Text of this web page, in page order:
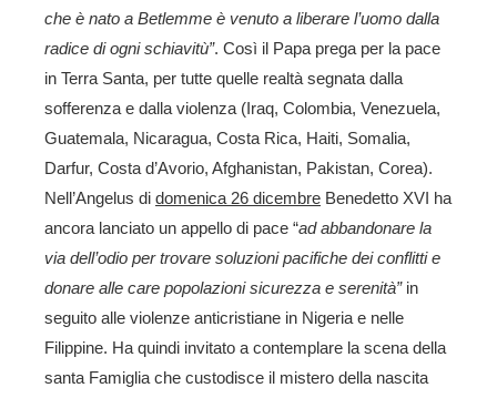
che è nato a Betlemme è venuto a liberare l’uomo dalla
radice di ogni schiavitù”. Così il Papa prega per la pace
in Terra Santa, per tutte quelle realtà segnata dalla
sofferenza e dalla violenza (Iraq, Colombia, Venezuela,
Guatemala, Nicaragua, Costa Rica, Haiti, Somalia,
Darfur, Costa d’Avorio, Afghanistan, Pakistan, Corea).
Nell’Angelus di domenica 26 dicembre Benedetto XVI ha
ancora lanciato un appello di pace “ad abbandonare la
via dell’odio per trovare soluzioni pacifiche dei conflitti e
donare alle care popolazioni sicurezza e serenità”in
seguito alle violenze anticristiane in Nigeria e nelle
Filippine. Ha quindi invitato a contemplare la scena della
santa Famiglia che custodisce il mistero della nascita